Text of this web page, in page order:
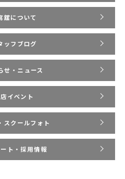
舘について
ッフブログ
せ・ニュース
イベント
スクールフォト
ト・採用情報